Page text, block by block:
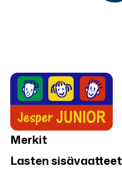
Merkit
Lasten sisävaatteet